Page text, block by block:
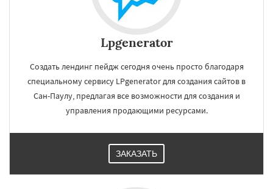
Lpgenerator
Создать лендинг пейдж сегодня очень просто благодаря
специальному сервису LPgenerator для создания сайтов в
Сан-Паулу, предлагая все возможности для создания и
управления продающими ресурсами.
ЗАКАЗАТЬ